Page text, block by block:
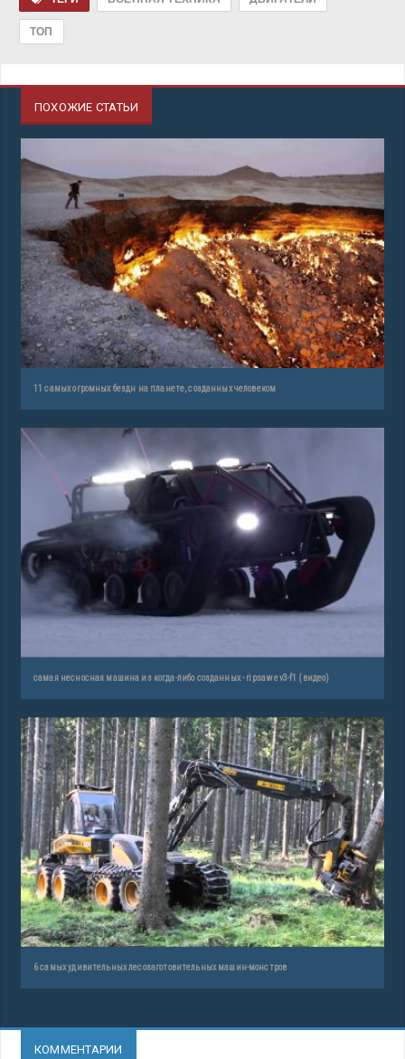
ТОП
ПОХОЖИЕ СТАТЬИ
11 самых огромных бездн на планете, созданных человеком
самая несносная машина из когда-либо созданных - ripsaw ev3-f1 (видео)
6 самых удивительных лесозаготовительных машин-монстров
КОММЕНТАРИИ